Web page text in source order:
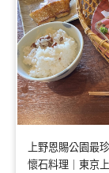
上野恩賜公園最
懷石料理｜東京